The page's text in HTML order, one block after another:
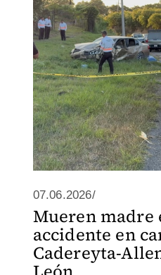
07.06.2026/
Mueren madre
accidente en
Cadereyta-